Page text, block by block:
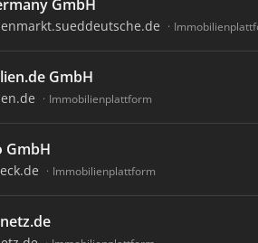
GmbH
GmbH
Immobilienplattform
GmbH
Immobilienplattform